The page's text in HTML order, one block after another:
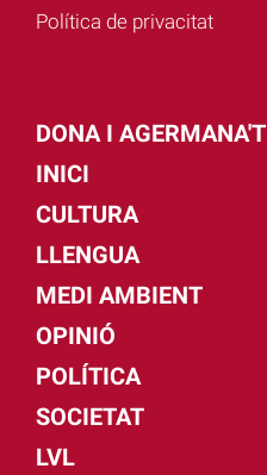
Política de privacitat
DONA I AGERMANA'T
INICI
CULTURA
LLENGUA
MEDI AMBIENT
OPINIÓ
POLÍTICA
SOCIETAT
LVL